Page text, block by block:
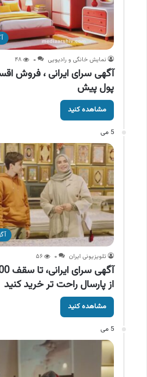
نمایش خانگی و رادیویی ۰ ۴۸
آگهی سرای ایرانی ، فروش
پول پیش
مشاهده کنید
5 می
تلویزیونی ایران ۰ ۵۶
از پارسال راحت تر خرید کنید
مشاهده کنید
5 می